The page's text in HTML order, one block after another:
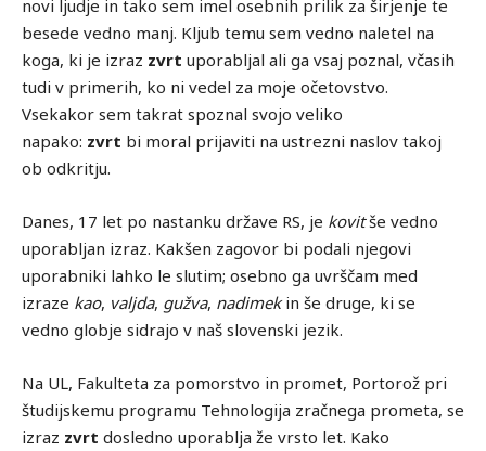
novi ljudje in tako sem imel osebnih prilik za širjenje te
besede vedno manj. Kljub temu sem vedno naletel na
koga, ki je izraz zvrt uporabljal ali ga vsaj poznal, včasih
tudi v primerih, ko ni vedel za moje očetovstvo.
Vsekakor sem takrat spoznal svojo veliko
napako: zvrt bi moral prijaviti na ustrezni naslov takoj
ob odkritju.
Danes, 17 let po nastanku države RS, je kovitše vedno
uporabljan izraz. Kakšen zagovor bi podali njegovi
uporabniki lahko le slutim; osebno ga uvrščam med
izraze kao, valjda, gužva, nadimekin še druge, ki se
vedno globje sidrajo v naš slovenski jezik.
Na UL, Fakulteta za pomorstvo in promet, Portorož pri
študijskemu programu Tehnologija zračnega prometa, se
izraz zvrt dosledno uporablja že vrsto let. Kako